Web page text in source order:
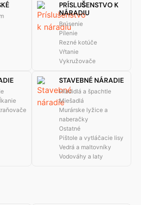
PRÍSLUŠENSTVO K
NÁRADIU
Brúsenie
Pílenie
Rezné kotúče
Vŕtanie
Vykružovače
STAVEBNÉ NÁRADIE
Hladidlá a špachtle
Miešadlá
Murárske lyžice a
naberačky
Ostatné
Pištole a vytláčacie lisy
Vedrá a maltovníky
Vodováhy a laty